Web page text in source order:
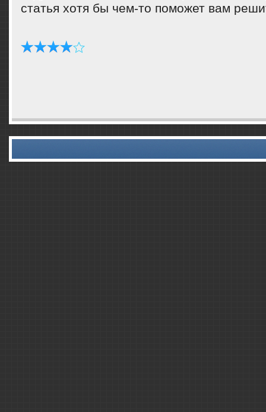
статья хотя бы чем-то пοмοжет вам